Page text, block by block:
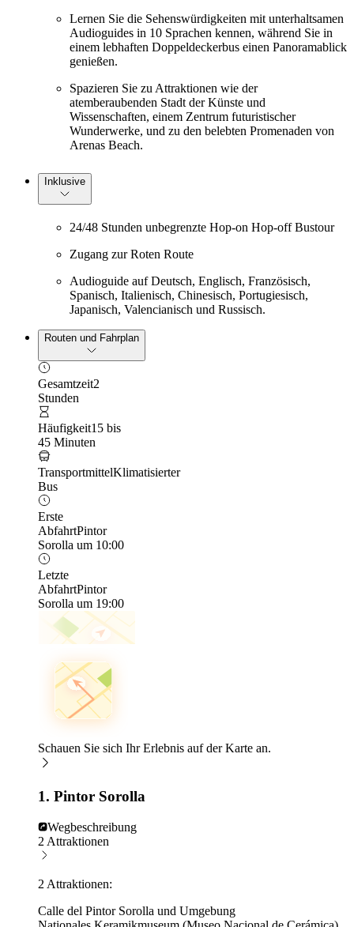
Lernen Sie die Sehenswürdigkeiten mit unterhaltsamen
Audioguides in 10 Sprachen kennen, während Sie in
einem lebhaften Doppeldeckerbus einen Panoramablick
genießen.
Spazieren Sie zu Attraktionen wie der
atemberaubenden Stadt der Künste und
Wissenschaften, einem Zentrum futuristischer
Wunderwerke, und zu den belebten Promenaden von
Arenas Beach.
Inklusive
24/48 Stunden unbegrenzte Hop-on Hop-off Bustour
Zugang zur Roten Route
Audioguide auf Deutsch, Englisch, Französisch,
Spanisch, Italienisch, Chinesisch, Portugiesisch,
Japanisch, Valencianisch und Russisch.
Routen und Fahrplan
Gesamtzeit2
Stunden
Häufigkeit15 bis
45 Minuten
TransportmittelKlimatisierter
Bus
Erste
AbfahrtPintor
Sorolla um 10:00
Letzte
AbfahrtPintor
Sorolla um 19:00
Schauen Sie sich Ihr Erlebnis auf der Karte an.
1. Pintor Sorolla
Wegbeschreibung
2 Attraktionen
2 Attraktionen:
Calle del Pintor Sorolla und Umgebung